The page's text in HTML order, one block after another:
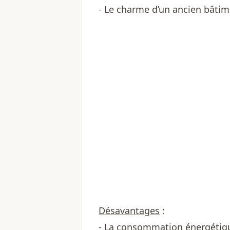
- Le charme d’un ancien
Désavantages :
- La consommation